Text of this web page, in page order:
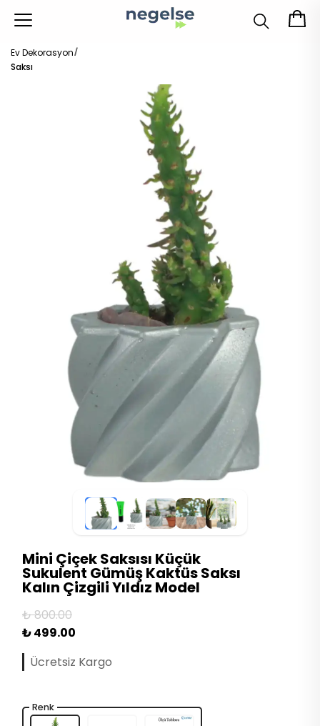
Ev Dekorasyon
Saksı
Mini Çiçek Saksısı Küçük
Sukulent Gümüş Kaktüs Saksı
Kalın Çizgili Yıldız Model
₺ 800.00
₺ 499.00
Ücretsiz Kargo
Renk